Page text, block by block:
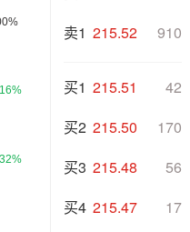
卖1 215.52 910
买1 215.51
42
买2 215.50
170
买3 215.48
56
买4 215.47
17